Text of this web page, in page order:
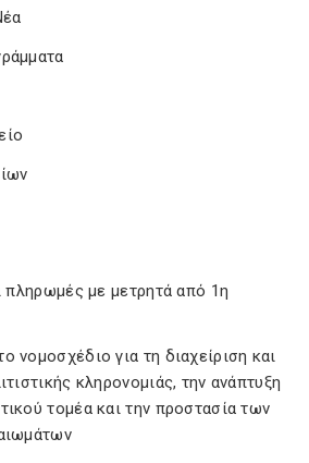
πληρωμές με μετρητά από 1η
νομοσχέδιο για τη διαχείριση και
κληρονομιάς, την ανάπτυξη
τομέα και την προστασία των